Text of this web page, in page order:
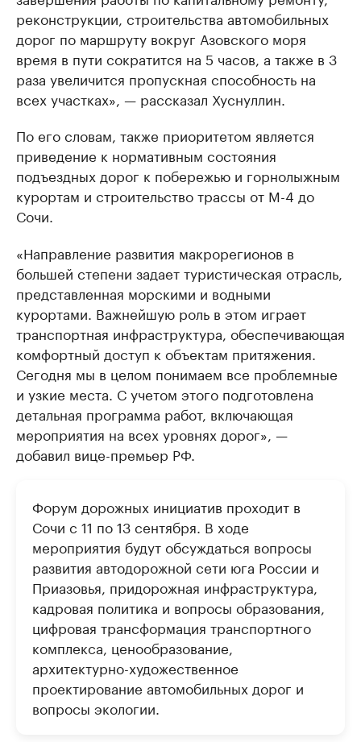
реконструкции, строительства автомобильных
дорог по маршруту вокруг Азовского моря
время в пути сократится на 5 часов, а также в 3
раза увеличится пропускная способность на
всех участках», — рассказал Хуснуллин.
По его словам, также приоритетом является
приведение к нормативным состояния
подъездных дорог к побережью и горнолыжным
курортам и строительство трассы от М-4 до
Сочи.
«Направление развития макрорегионов в
большей степени задает туристическая отрасль,
представленная морскими и водными
курортами. Важнейшую роль в этом играет
транспортная инфраструктура, обеспечивающая
комфортный доступ к объектам притяжения.
Сегодня мы в целом понимаем все проблемные
и узкие места. С учетом этого подготовлена
детальная программа работ, включающая
мероприятия на всех уровнях дорог», —
добавил вице-премьер РФ.
Форум дорожных инициатив проходит в
Сочи с 11 по 13 сентября. В ходе
мероприятия будут обсуждаться вопросы
развития автодорожной сети юга России и
Приазовья, придорожная инфраструктура,
кадровая политика и вопросы образования,
цифровая трансформация транспортного
комплекса, ценообразование,
архитектурно-художественное
проектирование автомобильных дорог и
вопросы экологии.